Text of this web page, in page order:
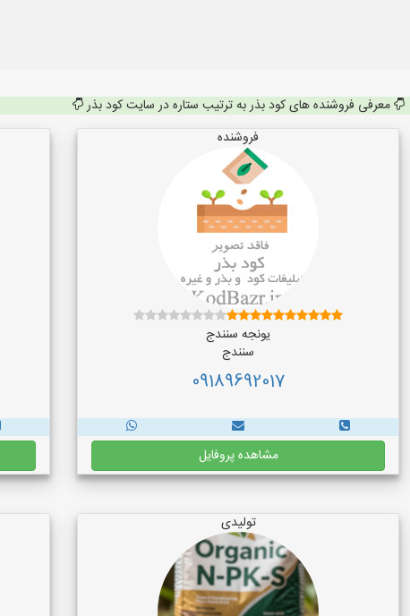
معرفی فروشنده های کود بذر به ترتیب ستاره در سایت کود بذر
فروشنده
یونجه سنندج
سنندج
09189692017
مشاهده پروفایل
تولیدی